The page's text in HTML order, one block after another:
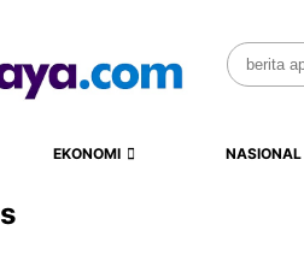
Search
for:
EKONOMI NASIONAL